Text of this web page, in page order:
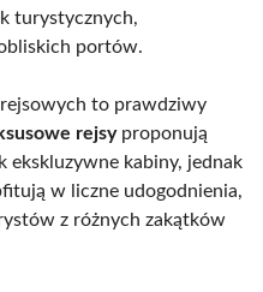
turystycznych,
portów.
to prawdziwy
rejsyproponują
ekskluzywne kabiny, jednak
w liczne udogodnienia,
z różnych zakątków